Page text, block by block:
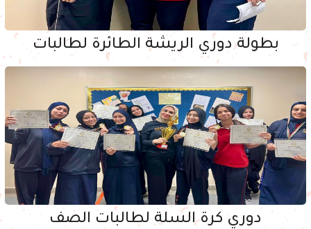
بطولة دوري الريشة الطائرة لطالبات
دوري كرة السلة لطالبات الصف